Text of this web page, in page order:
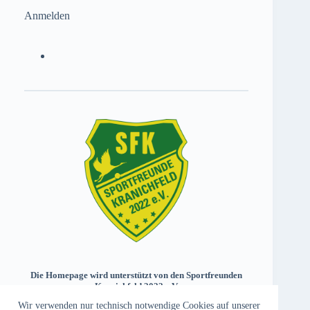
Wir verwenden nur technisch notwendige Cookies auf unserer
Anmelden
Die Homepage wird unterstützt von den Sportfreunden
Kranichfeld 2022 e.V.